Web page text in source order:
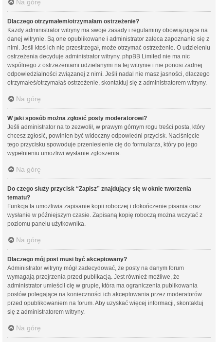
Na górę
Dlaczego otrzymałem/otrzymałam ostrzeżenie?
Każdy administrator witryny ma swoje zasady i regulaminy obowiązujące na
danej witrynie. Są one opublikowane i administrator zaleca zapoznanie się z
nimi. Jeśli ktoś ich nie przestrzegał, może otrzymać ostrzeżenie. O udzieleniu
ostrzeżenia decyduje administrator witryny. phpBB Limited nie ma nic
wspólnego z ostrzeżeniami udzielanymi na tej witrynie i nie ponosi żadnej
odpowiedzialności związanej z nimi. Jeśli nadal nie masz jasności, dlaczego
otrzymałeś/otrzymałaś ostrzeżenie, skontaktuj się z administratorem witryny.
Na górę
W jaki sposób można zgłosić posty moderatorowi?
Jeśli administrator na to zezwolił, w prawym górnym rogu treści posta, który
chcesz zgłosić, powinien być widoczny odpowiedni przycisk. Naciśnięcie
tego przycisku spowoduje przeniesienie cię do formularza, który po jego
wypełnieniu umożliwi wysłanie zgłoszenia.
Na górę
Do czego służy przycisk “Zapisz” znajdujący się w oknie tworzenia
tematu?
Funkcja ta umożliwia zapisanie kopii roboczej i dokończenie pisania oraz
wysłanie w późniejszym czasie. Zapisaną kopię roboczą można wczytać z
poziomu panelu użytkownika.
Na górę
Dlaczego mój post musi być akceptowany?
Administrator witryny mógł zadecydować, że posty na danym forum
wymagają przejrzenia przed publikacją. Jest również możliwe, że
administrator umieścił cię w grupie, która ma ograniczenia publikowania
postów polegające na konieczności ich akceptowania przez moderatorów
przed opublikowaniem na forum. Aby uzyskać więcej informacji, skontaktuj
się z administratorem witryny.
Na górę